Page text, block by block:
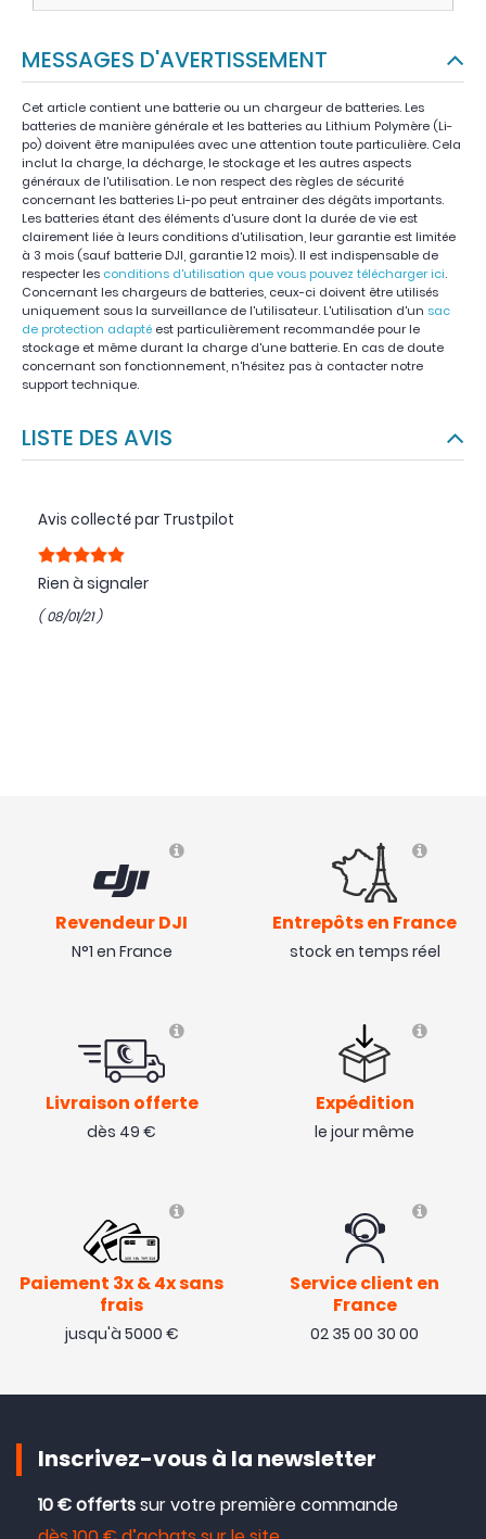
MESSAGES D'AVERTISSEMENT
Cet article contient une batterie ou un chargeur de batteries. Les
batteries de manière générale et les batteries au Lithium Polymère (Li-
po) doivent être manipulées avec une attention toute particulière. Cela
inclut la charge, la décharge, le stockage et les autres aspects
généraux de l'utilisation. Le non respect des règles de sécurité
concernant les batteries Li-po peut entrainer des dégâts importants.
Les batteries étant des éléments d'usure dont la durée de vie est
clairement liée à leurs conditions d'utilisation, leur garantie est limitée
à 3 mois (sauf batterie DJI, garantie 12 mois). Il est indispensable de
respecter les conditions d'utilisation que vous pouvez télécharger ici.
Concernant les chargeurs de batteries, ceux-ci doivent être utilisés
uniquement sous la surveillance de l'utilisateur. L'utilisation d'un sac
de protection adapté est particulièrement recommandée pour le
stockage et même durant la charge d'une batterie. En cas de doute
concernant son fonctionnement, n'hésitez pas à contacter notre
support technique.
LISTE DES AVIS
Avis collecté par Trustpilot
Rien à signaler
( 08/01/21 )
Revendeur DJI
N°1 en France
Entrepôts en France
stock en temps réel
Livraison offerte
dès 49 €
Expédition
le jour même
Paiement 3x & 4x sans
frais
jusqu'à 5000 €
Service client en
France
02 35 00 30 00
Inscrivez-vous à la newsletter
10 € offertssur votre première commande